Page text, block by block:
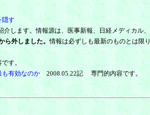
隠す
します。情報源は、医事新報、日経メディカル
ら外しました。情報は必ずしも最新のものとは限
す。
も有効なのか2008.05.22記 専門的内容です。